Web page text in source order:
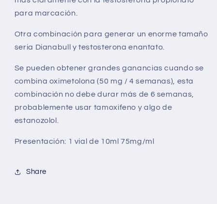
para marcación.
Otra combinación para generar un enorme tamaño
seria Dianabull y testosterona enantato.
Se pueden obtener grandes ganancias cuando se
combina oximetolona (50 mg / 4 semanas), esta
combinación no debe durar más de 6 semanas,
probablemente usar tamoxifeno y algo de
estanozolol.
Presentación: 1 vial de 10ml 75mg/ml
Share